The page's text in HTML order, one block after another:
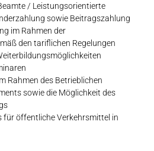
/ Leistungsorientierte
sowie Beitragszahlung
im Rahmen der
den tariflichen Regelungen
Rahmen des Betrieblichen
sowie die Möglichkeit des
für öffentliche Verkehrsmittel in